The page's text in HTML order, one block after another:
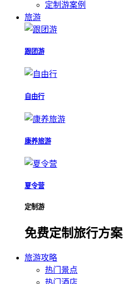
定制游案例
旅游
跟团游
自由行
康养旅游
夏令营
定制游
免费定制旅行方案
旅游攻略
热门景点